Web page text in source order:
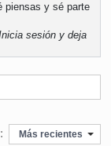
piensas y sé parte
sesión y deja
Más recientes